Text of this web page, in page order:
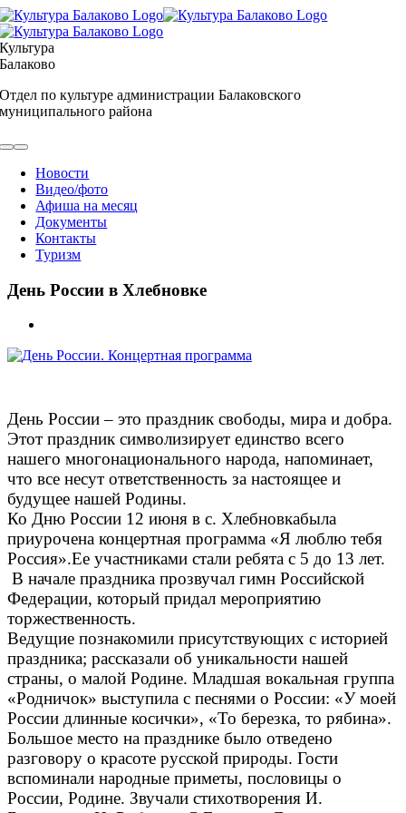
Skip
to
content
Культура
Балаково
Отдел по культуре администрации Балаковского
муниципального района
Toggle
NavigationНовости
Видео/фото
Афиша на месяц
Документы
Контакты
Туризм
День России в Хлебновке
Image
День России – это праздник свободы, мира и добра.
Этот праздник символизирует единство всего
нашего многонационального народа, напоминает,
что все несут ответственность за настоящее и
будущее нашей Родины.
Ко Дню России 12 июня в с. Хлебновкабыла
приурочена концертная программа «Я люблю тебя
Россия».Ее участниками стали ребята с 5 до 13 лет.
В начале праздника прозвучал гимн Российской
Федерации, который придал мероприятию
торжественность.
Ведущие познакомили присутствующих с историей
праздника; рассказали об уникальности нашей
страны, о малой Родине. Младшая вокальная группа
«Родничок» выступила с песнями о России: «У моей
России длинные косички», «То березка, то рябина».
Большое место на празднике было отведено
разговору о красоте русской природы. Гости
вспоминали народные приметы, пословицы о
России, Родине. Звучали стихотворения И.